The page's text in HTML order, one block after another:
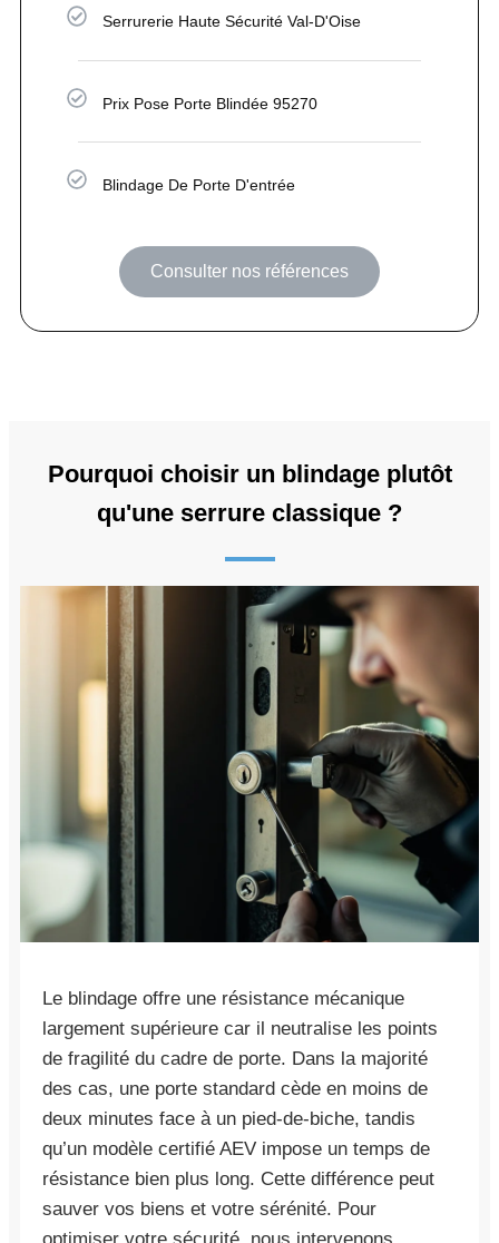
Serrurerie Haute Sécurité Val-D'Oise
Prix Pose Porte Blindée 95270
Blindage De Porte D'entrée
Consulter nos références
Pourquoi choisir un blindage plutôt
qu'une serrure classique ?
Le blindage offre une résistance mécanique
largement supérieure car il neutralise les points
de fragilité du cadre de porte. Dans la majorité
des cas, une porte standard cède en moins de
deux minutes face à un pied-de-biche, tandis
qu’un modèle certifié AEV impose un temps de
résistance bien plus long. Cette différence peut
sauver vos biens et votre sérénité. Pour